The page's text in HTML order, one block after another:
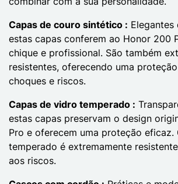
Capas de couro sintético : Elegantes
estas capas conferem ao Honor 200
chique e profissional. São também
resistentes, oferecendo uma
choques e riscos.
Capas de vidro temperado :
estas capas preservam o design
Pro e oferecem uma proteção eficaz.
temperado é extremamente
aos riscos.